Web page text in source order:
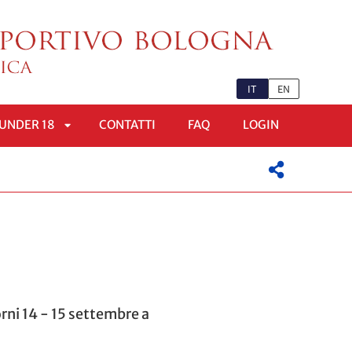
IT EN
18 CONTATTI FAQ LOGIN
14 - 15 settembre a